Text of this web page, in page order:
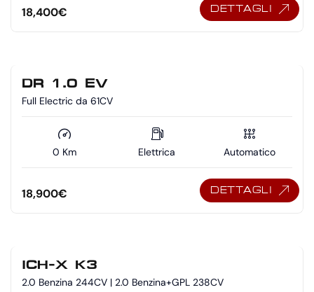
18,400€ DETTAGLI
DR 1.0 EV
Full Electric da 61CV
0 Km Elettrica Automatico
18,900€ DETTAGLI
ICH-X K3
2.0 Benzina 244CV | 2.0 Benzina+GPL 238CV